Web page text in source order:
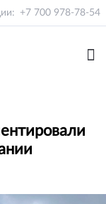
+7 700 978-78-54